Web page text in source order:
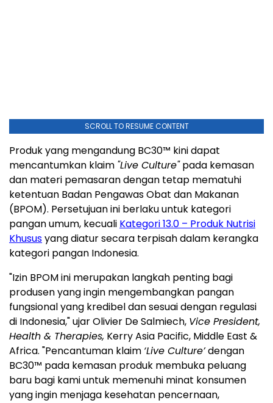
SCROLL TO RESUME CONTENT
Produk yang mengandung BC30™ kini dapat
mencantumkan klaim "Live Culture"pada kemasan
dan materi pemasaran dengan tetap mematuhi
ketentuan Badan Pengawas Obat dan Makanan
(BPOM). Persetujuan ini berlaku untuk kategori
pangan umum, kecuali Kategori 13.0 – Produk Nutrisi
Khususyang diatur secara terpisah dalam kerangka
kategori pangan Indonesia.
"Izin BPOM ini merupakan langkah penting bagi
produsen yang ingin mengembangkan pangan
fungsional yang kredibel dan sesuai dengan regulasi
di Indonesia," ujar Olivier De Salmiech, Vice President,
Health & Therapies, Kerry Asia Pacific, Middle East &
Africa. "Pencantuman klaim ‘Live Culture’dengan
BC30™ pada kemasan produk membuka peluang
baru bagi kami untuk memenuhi minat konsumen
yang ingin menjaga kesehatan pencernaan,